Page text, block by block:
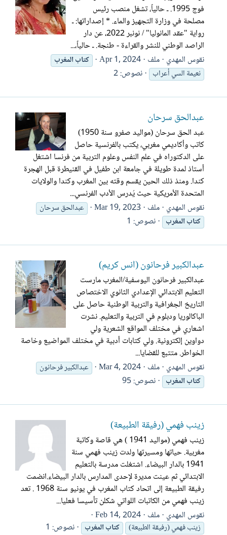
فوج 1995. ـ حالياً، تشغل منصب رئيس
مصلحة في وزارة التجهيز والماء. * إصداراتها: ـ
رواية "عقد المانوليا" / نونبر 2022، عن دار
الراصد الوطني للنشر والقراءة - طنجة. ـ حالياً،...
نقوس المهدي ملف Apr 1, 2024 كتابالمغرب
نعيمة السي أعراب
نصوص: 2
عبدالحق سرحان
عبد الحق سرحان (مواليد صفرو سنة 1950)
كاتب وأكاديمي مغربي، يكتب بالفرنسية حاصل
على الدكتوراه في علم النفس وعلوم التربية من فرنسا اشتغل
أستاذ لمدة طويلة في جامعة ابن طفيل في القنيطرة قبل الهجرة
كندا. ومنذ ذلك الحين يقسم وقته بين المغرب وكندا والولايات
المتحدة الأمريكية حيث يُدرس الأدب الفرنسي...
نقوس المهدي ملف Mar 19, 2023
عبدالحق سرحان
كتابالمغرب نصوص: 1
عبدالكبير فرحانون (أنس كريم)
عبدالكبير فرحانون اليوسفية/المغرب مارست
التعليم الابتدائي الإعدادي الثانوي الاختصاص
التاريخ الجغرافية والتربية الوطنية حاصل على
الباكالوريا ودبلوم في التربية والتعليم. نشرت
اشعاري في مختلف المواقع الشعرية ولي
دواوين إلكترونية. ولي كتابات أدبية في مختلف المواضيع وخاصة
الخواطر. متتبع للقضايا...
نقوس المهدي ملف Mar 4, 2024
عبدالكبير فرحانون
كتابالمغرب نصوص: 95
زينب فهمي (رفيقة الطبيعة)
زينب فهمي (مواليد 1941 ) هي قاصة وكاتبة
مغربية. حياتها ومسيرتها ولدت زينب فهمي سنة
1941 بالدار البيضاء. اشتغلت مدرسة بالتعليم
الابتدائي ثم عينت مديرة لإحدى المدارس بالدار البيضاء.انضمت
رفيقة الطبيعة إلى اتحاد كتاب المغرب في يونيو سنة 1968 . تعد
زينب فهمي من الكاتبات اللواتي شكلن تأسيسا فعليا...
نقوس المهدي ملف Feb 14, 2024
زينب فهمي (رفيقة الطبيعة) كتابالمغرب نصوص: 1